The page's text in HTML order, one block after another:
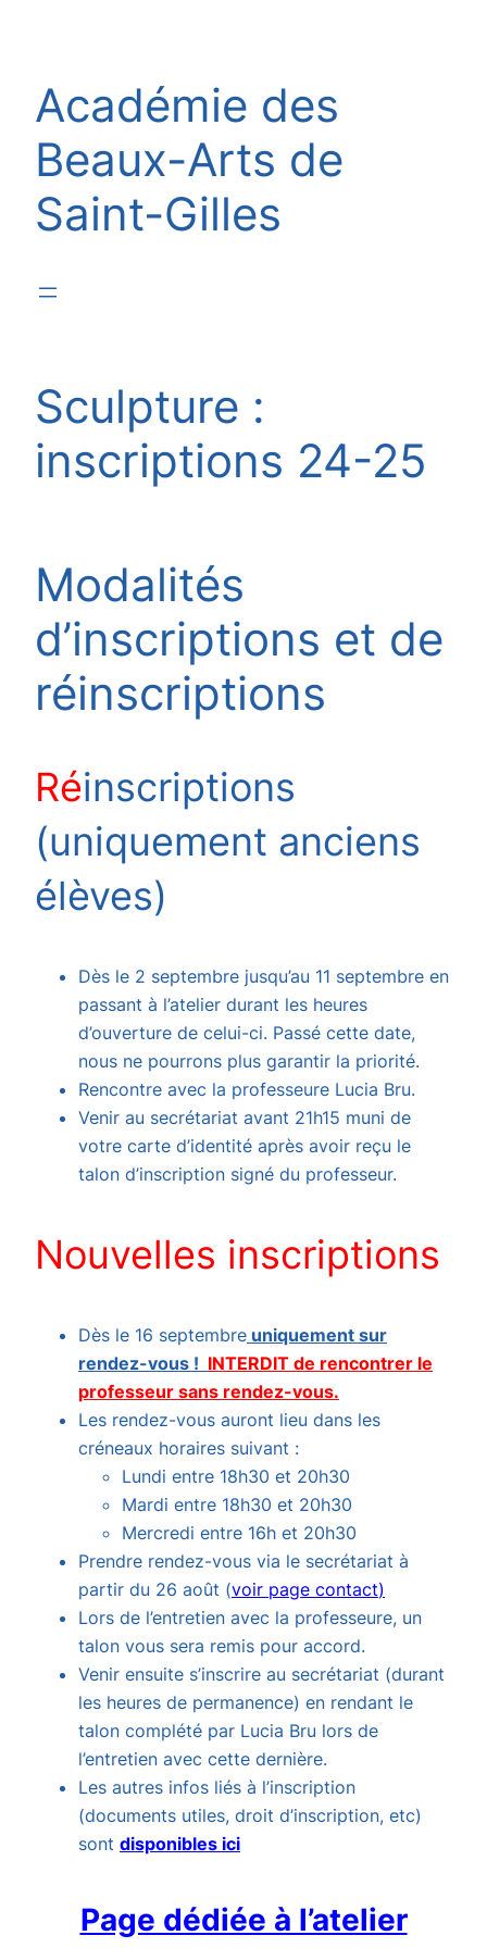
Académie des
Beaux-Arts de
Saint-Gilles
Sculpture :
inscriptions 24-25
Modalités
d’inscriptions et de
réinscriptions
Réinscriptions
(uniquement anciens
élèves)
Dès le 2 septembre jusqu’au 11 septembre en
passant à l’atelier durant les heures
d’ouverture de celui-ci. Passé cette date,
nous ne pourrons plus garantir la priorité.
Rencontre avec la professeure Lucia Bru.
Venir au secrétariat avant 21h15 muni de
votre carte d’identité après avoir reçu le
talon d’inscription signé du professeur.
Nouvelles inscriptions
Dès le 16 septembre uniquement sur
rendez-vous ! INTERDIT de rencontrer le
professeur sans rendez-vous.
Les rendez-vous auront lieu dans les
créneaux horaires suivant :
Lundi entre 18h30 et 20h30
Mardi entre 18h30 et 20h30
Mercredi entre 16h et 20h30
Prendre rendez-vous via le secrétariat à
partir du 26 août (voir page contact)
Lors de l’entretien avec la professeure, un
talon vous sera remis pour accord.
Venir ensuite s’inscrire au secrétariat (durant
les heures de permanence) en rendant le
talon complété par Lucia Bru lors de
l’entretien avec cette dernière.
Les autres infos liés à l’inscription
(documents utiles, droit d’inscription, etc)
sont disponibles ici
Page dédiée à l’atelier